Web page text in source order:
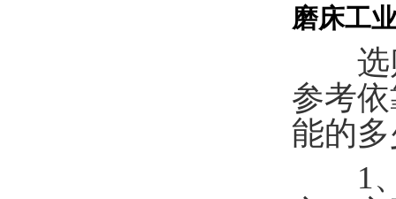
磨床工
选购
参考
能的
1、